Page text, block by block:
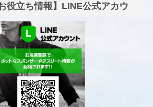
役立ち情報】LINE公式アカウ